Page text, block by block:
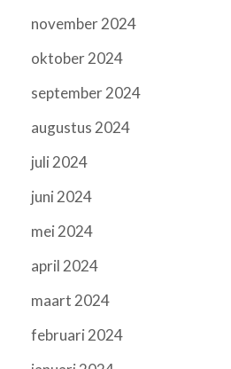
november 2024
oktober 2024
september 2024
augustus 2024
juli 2024
juni 2024
mei 2024
april 2024
maart 2024
februari 2024